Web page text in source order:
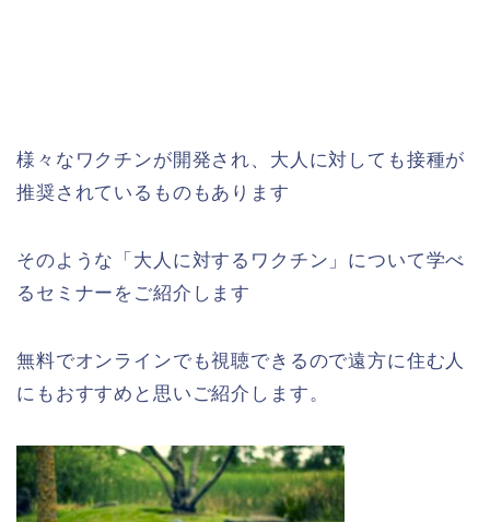
様々なワクチンが開発され、大人に対しても接種が
推奨されているものもあります
そのような「大人に対するワクチン」について学べ
るセミナーをご紹介します
無料でオンラインでも視聴できるので遠方に住む人
にもおすすめと思いご紹介します。